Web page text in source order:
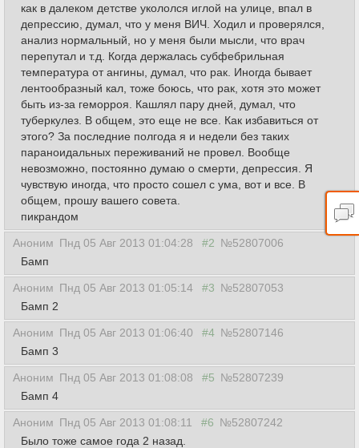
как в далеком детстве укололся иглой на улице, впал в
депрессию, думал, что у меня ВИЧ. Ходил и проверялся,
анализ нормальный, но у меня были мысли, что врач
перепутал и т.д. Когда держалась субфебрильная
температура от ангины, думал, что рак. Иногда бывает
лентообразный кал, тоже боюсь, что рак, хотя это может
быть из-за геморроя. Кашлял пару дней, думал, что
туберкулез. В общем, это еще не все. Как избавиться от
этого? За последние полгода я и недели без таких
параноидальных переживаний не провел. Вообще
невозможно, постоянно думаю о смерти, депрессия. Я
чувствую иногда, что просто сошел с ума, вот и все. В
общем, прошу вашего совета.
пикрандом
Аноним Пнд 05 Авг 2013 01:04:28 #2 №52807006
Бамп
Аноним Пнд 05 Авг 2013 01:05:14 #3 №52807053
Бамп 2
Аноним Пнд 05 Авг 2013 01:06:40 #4 №52807146
Бамп 3
Аноним Пнд 05 Авг 2013 01:08:08 #5 №52807239
Бамп 4
Аноним Пнд 05 Авг 2013 01:08:11 #6 №52807242
Было тоже самое года 2 назад.